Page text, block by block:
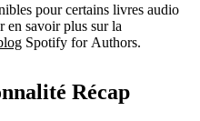
pour certains livres audio
en savoir plus sur la
Spotify for Authors.
Récap